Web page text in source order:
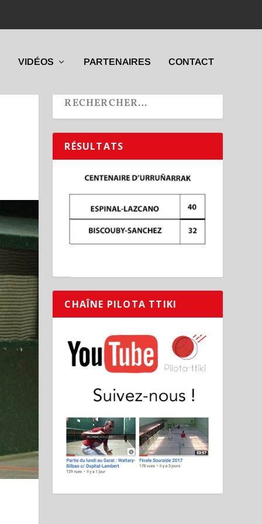
VIDÉOS PARTENAIRES CONTACT
RÉSULTATS
CHAÎNE PILOTA TTIKI